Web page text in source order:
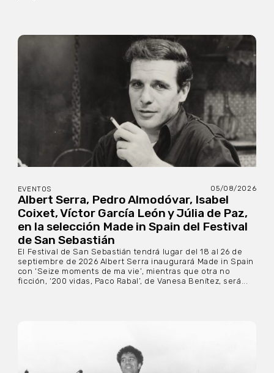
EVENTOS 05/08/2026
Albert Serra, Pedro Almodóvar, Isabel
Coixet, Víctor García León y Júlia de Paz,
en la selección Made in Spain del Festival
de San Sebastián
El Festival de San Sebastián tendrá lugar del 18 al 26 de
septiembre de 2026 Albert Serra inaugurará Made in Spain
con ‘Seize moments de ma vie’, mientras que otra no
ficción, ‘200 vidas, Paco Rabal’, de Vanesa Benítez, será...